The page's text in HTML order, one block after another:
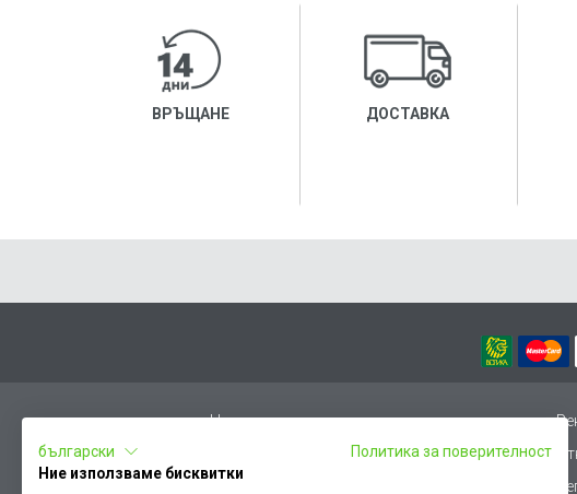
ВРЪЩАНЕ ДОСТАВКА
Начало
български
Политика за поверителност
Ние използваме бисквитки